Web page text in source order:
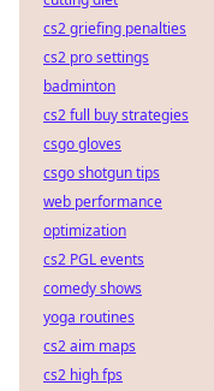
cs2 griefing penalties
cs2 pro settings
badminton
cs2 full buy strategies
csgo gloves
csgo shotgun tips
web performance
optimization
cs2 PGL events
comedy shows
yoga routines
cs2 aim maps
cs2 high fps